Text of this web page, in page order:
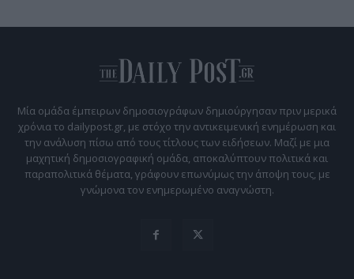
Μία ομάδα έμπειρων δημοσιογράφων δημιούργησαν πριν μερικά
χρόνια το dailypost.gr, με στόχο την αντικειμενική ενημέρωση και
την ανάλυση πίσω από τους τίτλους των ειδήσεων. Μαζί με μια
μαχητική δημοσιογραφική ομάδα, αποκαλύπτουν πολιτικά και
παραπολιτικά θέματα, γράφουν επωνύμως την άποψη τους, με
γνώμονα τον ενημερωμένο αναγνώστη.